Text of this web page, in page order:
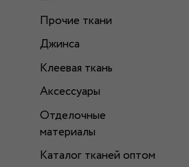
Прочие ткани
Джинса
Клеевая ткань
Аксессуары
Отделочные
материалы
Каталог тканей оптом